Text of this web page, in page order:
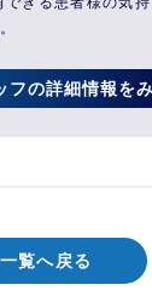
フの詳細情報を
一覧へ戻る